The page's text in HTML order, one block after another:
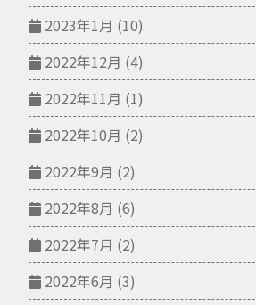
2023年1月 (10)
2022年12月 (4)
2022年11月 (1)
2022年10月 (2)
2022年9月 (2)
2022年8月 (6)
2022年7月 (2)
2022年6月 (3)